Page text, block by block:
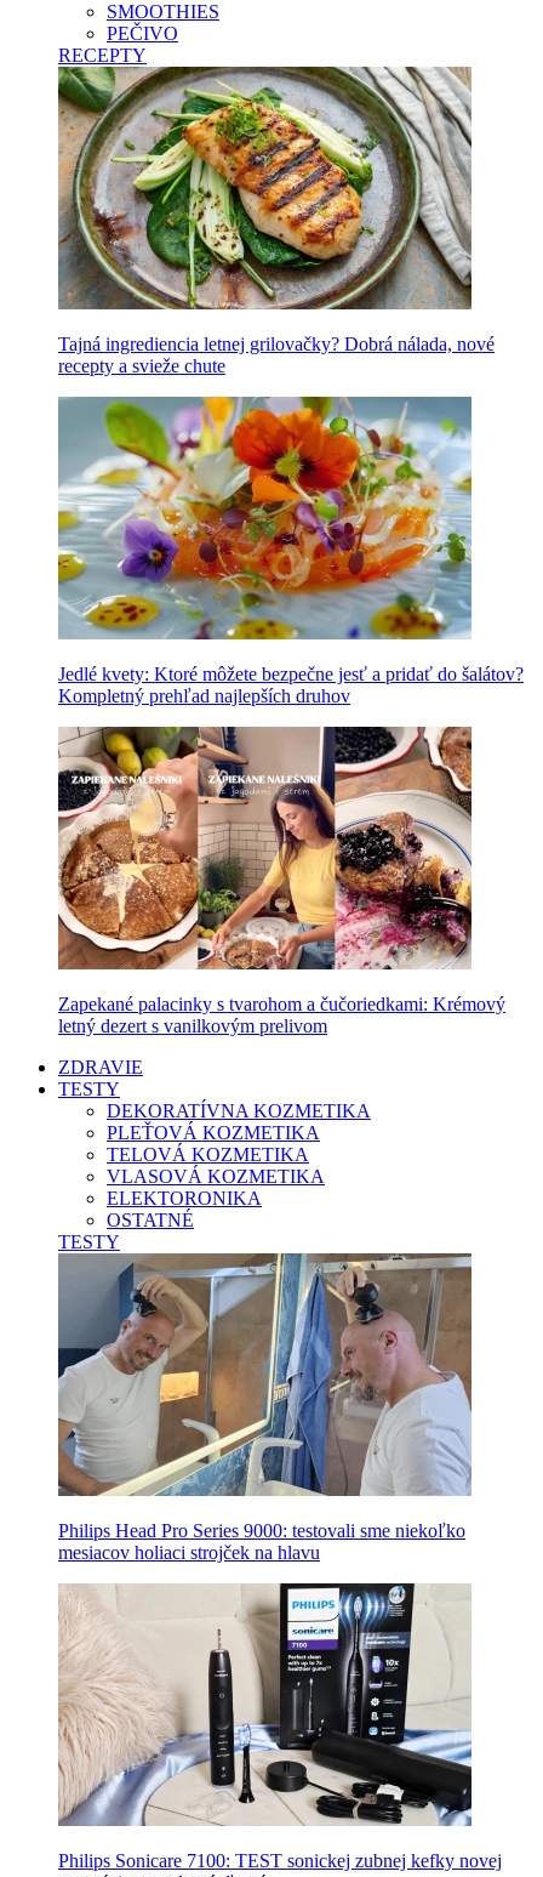
SMOOTHIES
PEČIVO
RECEPTY
Tajná ingrediencia letnej grilovačky? Dobrá nálada, nové
recepty a svieže chute
Jedlé kvety: Ktoré môžete bezpečne jesť a pridať do šalátov?
Kompletný prehľad najlepších druhov
Zapekané palacinky s tvarohom a čučoriedkami: Krémový
letný dezert s vanilkovým prelivom
ZDRAVIE
TESTY
DEKORATÍVNA KOZMETIKA
PLEŤOVÁ KOZMETIKA
TELOVÁ KOZMETIKA
VLASOVÁ KOZMETIKA
ELEKTORONIKA
OSTATNÉ
TESTY
Philips Head Pro Series 9000: testovali sme niekoľko
mesiacov holiaci strojček na hlavu
Philips Sonicare 7100: TEST sonickej zubnej kefky novej